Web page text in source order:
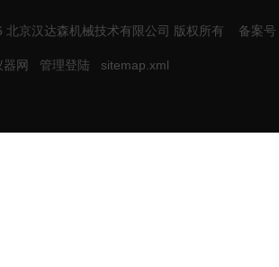
北京汉达森机械技术有限公司 版权所有 备案
网 管理登陆 sitemap.xml